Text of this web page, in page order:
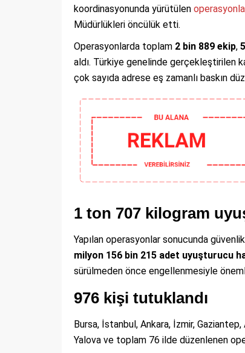
koordinasyonunda yürütülen
Müdürlükleri öncülük etti.
Operasyonlarda toplam 2 bin 889 ekip,
aldı. Türkiye genelinde gerçekleştirilen
çok sayıda adrese eş zamanlı baskın
1 ton 707 kilogram
Yapılan operasyonlar sonucunda
milyon 156 bin 215 adet uyuşturucu
sürülmeden önce engellenmesiyle
976 kişi tutuklandı
Bursa, İstanbul, Ankara, İzmir,
Yalova ve toplam 76 ilde düzenlenen